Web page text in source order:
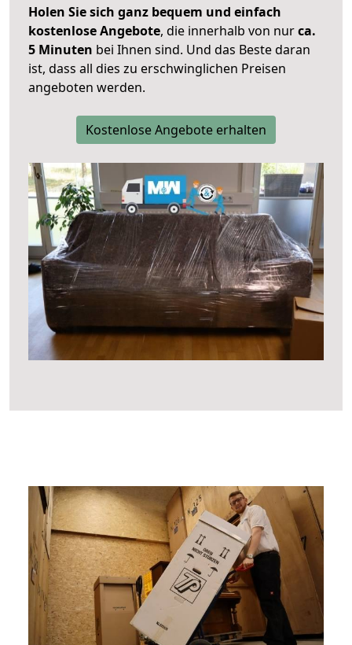
Holen Sie sich ganz bequem und einfach
kostenlose Angebote, die innerhalb von nurca.
5 Minuten bei Ihnen sind. Und das Beste daran
ist, dass all dies zu erschwinglichen Preisen
angeboten werden.
Kostenlose Angebote erhalten